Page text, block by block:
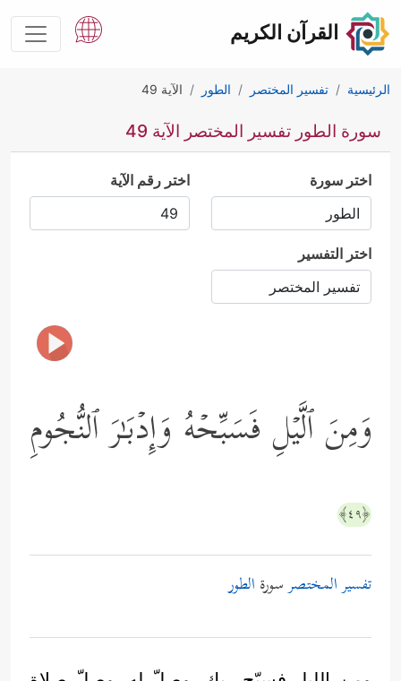
القرآن الكريم
الرئيسية تفسير المختصر الطور الآية 49
سورة الطور تفسير المختصر الآية 49
اختر سورة اختر رقم الآية
اختر التفسير
وَمِنَ ٱلَّیۡلِ فَسَبِّحۡهُ وَإِدۡبَـٰرَ ٱلنُّجُومِ
﴿٤٩﴾
تفسير المختصرسورة الطور